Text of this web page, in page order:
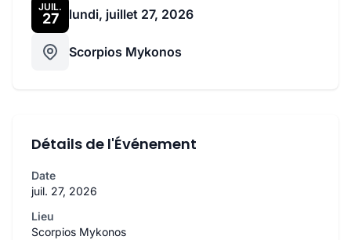
JUIL.
27 lundi, juillet 27, 2026
Scorpios Mykonos
Détails de l'Événement
Date
juil. 27, 2026
Lieu
Scorpios Mykonos